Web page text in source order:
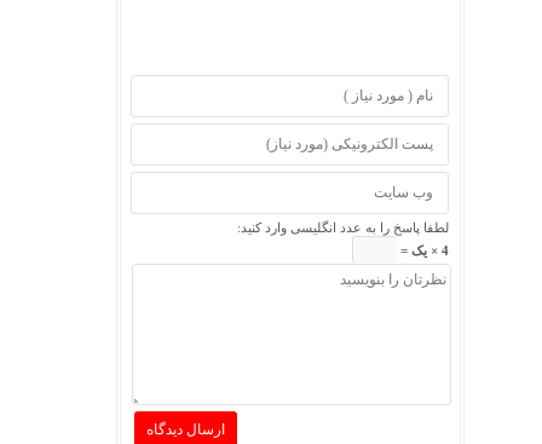
لطفا پاسخ را به عدد انگلیسی وارد کنید:
4 × یک =